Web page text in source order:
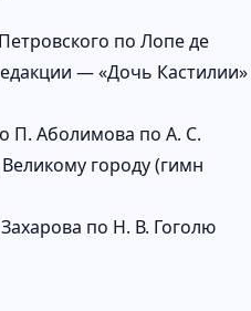
по Лопе де
— «Дочь Кастилии»
П. Аболимова по А. С.
городу (гимн
по Н. В. Гоголю